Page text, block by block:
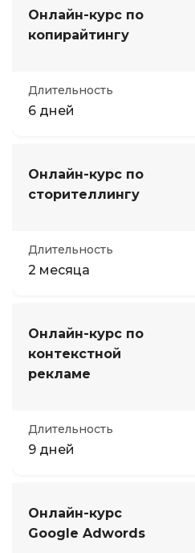
Онлайн-курс по
копирайтингу
Длительность
6 дней
Онлайн-курс по
сторителлингу
Длительность
2 месяца
Онлайн-курс по
контекстной
рекламе
Длительность
9 дней
Онлайн-курс
Google Adwords